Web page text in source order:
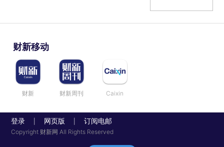
财新移动
财新 财新周刊 Caixin
登录 网页版 订阅电邮
Copyright 财新网 All Rights Reserved